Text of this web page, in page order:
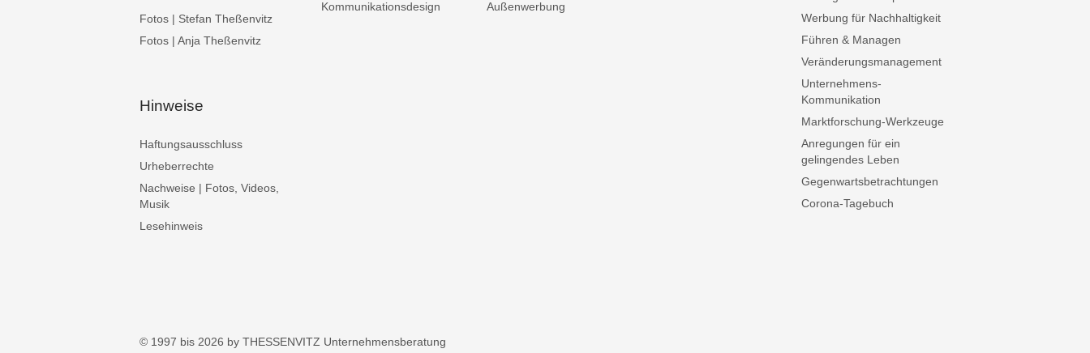
Fotos | Stefan Theßenvitz
Fotos | Anja Theßenvitz
Hinweise
Haftungsausschluss
Urheberrechte
Nachweise | Fotos, Videos,
Musik
Lesehinweis
Kommunikationsdesign
Außenwerbung
Werbung für Nachhaltigkeit
Führen & Managen
Veränderungsmanagement
Unternehmens-
Kommunikation
Marktforschung-Werkzeuge
Anregungen für ein
gelingendes Leben
Gegenwartsbetrachtungen
Corona-Tagebuch
© 1997 bis 2026 by THESSENVITZ Unternehmensberatung